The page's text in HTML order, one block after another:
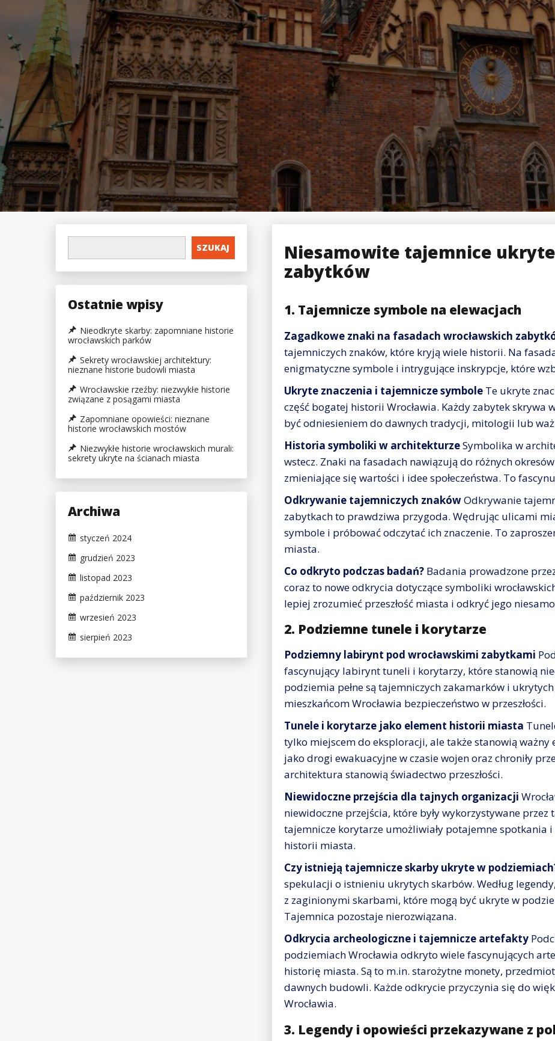
Niesamowite tajemnice
zabytków
1. Tajemnicze symbole na elewacjach
Zagadkowe znaki na fasadach wrocławskich
tajemniczych znaków, które kryją wiele historii. Na
enigmatyczne symbole i intrygujące inskrypcje, które
Ukryte znaczenia i tajemnicze symbole Te ukryte
część bogatej historii Wrocławia. Każdy zabytek skrywa
być odniesieniem do dawnych tradycji, mitologii lub
Historia symboliki w architekturzeSymbolika w
wstecz. Znaki na fasadach nawiązują do różnych
zmieniające się wartości i idee społeczeństwa. To
Odkrywanie tajemniczych znakówOdkrywanie
zabytkach to prawdziwa przygoda. Wędrując ulicami
symbole i próbować odczytać ich znaczenie. To
miasta.
Co odkryto podczas badań? Badania prowadzone
coraz to nowe odkrycia dotyczące symboliki
lepiej zrozumieć przeszłość miasta i odkryć jego
2. Podziemne tunele i korytarze
Podziemny labirynt pod wrocławskimi zabytkami
fascynujący labirynt tuneli i korytarzy, które stanowią
podziemia pełne są tajemniczych zakamarków i
mieszkańcom Wrocławia bezpieczeństwo w przeszłości.
Tunele i korytarze jako element historii miasta
tylko miejscem do eksploracji, ale także stanowią ważny
jako drogi ewakuacyjne w czasie wojen oraz chroniły
architektura stanowią świadectwo przeszłości.
Niewidoczne przejścia dla tajnych organizacji
niewidoczne przejścia, które były wykorzystywane przez
tajemnicze korytarze umożliwiały potajemne spotkania
historii miasta.
Czy istnieją tajemnicze skarby ukryte w
spekulacji o istnieniu ukrytych skarbów. Według
z zaginionymi skarbami, które mogą być ukryte w
Tajemnica pozostaje nierozwiązana.
Odkrycia archeologiczne i tajemnicze artefakty
podziemiach Wrocławia odkryto wiele fascynujących
historię miasta. Są to m.in. starożytne monety,
dawnych budowli. Każde odkrycie przyczynia się do
Wrocławia.
3. Legendy i opowieści przekazywane z
SZUKAJ
Ostatnie wpisy
Nieodkryte skarby: zapomniane historie
wrocławskich parków
Sekrety wrocławskiej architektury:
nieznane historie budowli miasta
Wrocławskie rzeźby: niezwykłe historie
związane z posągami miasta
Zapomniane opowieści: nieznane
historie wrocławskich mostów
Niezwykłe historie wrocławskich murali:
sekrety ukryte na ścianach miasta
Archiwa
styczeń 2024
grudzień 2023
listopad 2023
październik 2023
wrzesień 2023
sierpień 2023